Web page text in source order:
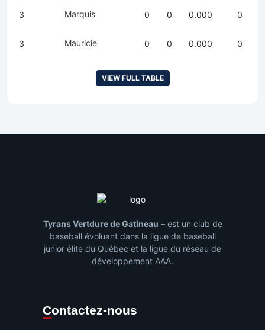
3 Marquis 0 0 0.000 0
3 Mauricie 0 0 0.000 0
VIEW FULL TABLE
Tyrans Vertdure de Gatineau – est un club de
baseball évoluant dans la ligue de baseball
junior élite du Québec et la ligue du réseau de
développement AAA.
Contactez-nous